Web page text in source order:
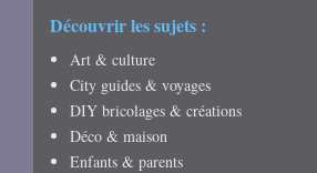
Découvrir les sujets :
Art & culture
City guides & voyages
DIY bricolages & créations
Déco & maison
Enfants & parents